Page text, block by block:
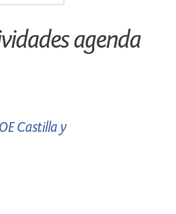
agenda
Castilla y